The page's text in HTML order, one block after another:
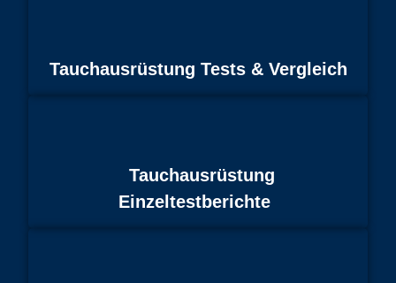
Tauchausrüstung Tests & Vergleich
Tauchausrüstung
Einzeltestberichte